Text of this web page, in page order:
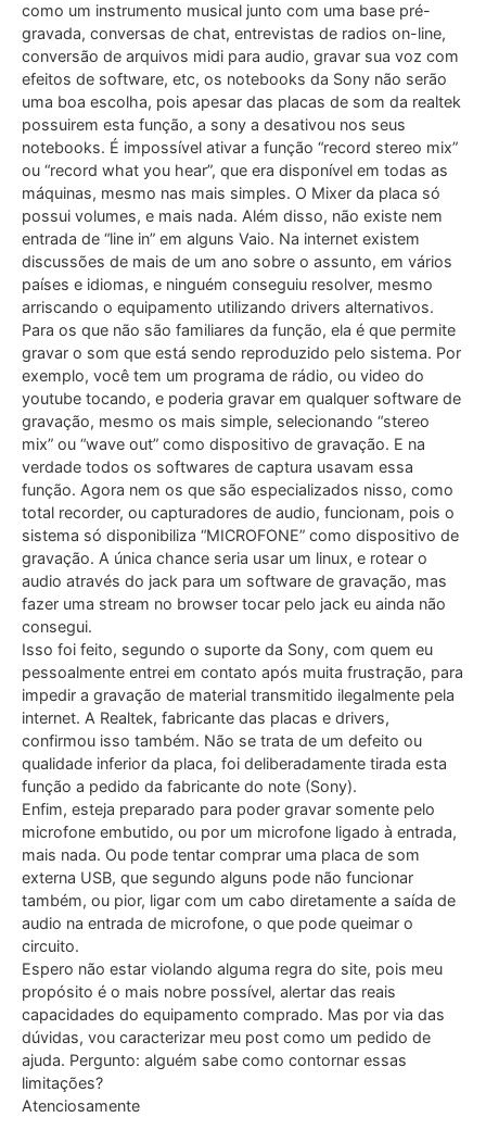
como um instrumento musical junto com uma base pré-
gravada, conversas de chat, entrevistas de radios on-line,
conversão de arquivos midi para audio, gravar sua voz com
efeitos de software, etc, os notebooks da Sony não serão
uma boa escolha, pois apesar das placas de som da realtek
possuirem esta função, a sony a desativou nos seus
notebooks. É impossível ativar a função “record stereo mix”
ou “record what you hear”, que era disponível em todas as
máquinas, mesmo nas mais simples. O Mixer da placa só
possui volumes, e mais nada. Além disso, não existe nem
entrada de “line in” em alguns Vaio. Na internet existem
discussões de mais de um ano sobre o assunto, em vários
países e idiomas, e ninguém conseguiu resolver, mesmo
arriscando o equipamento utilizando drivers alternativos.
Para os que não são familiares da função, ela é que permite
gravar o som que está sendo reproduzido pelo sistema. Por
exemplo, você tem um programa de rádio, ou video do
youtube tocando, e poderia gravar em qualquer software de
gravação, mesmo os mais simple, selecionando “stereo
mix” ou “wave out” como dispositivo de gravação. E na
verdade todos os softwares de captura usavam essa
função. Agora nem os que são especializados nisso, como
total recorder, ou capturadores de audio, funcionam, pois o
sistema só disponibiliza “MICROFONE” como dispositivo de
gravação. A única chance seria usar um linux, e rotear o
audio através do jack para um software de gravação, mas
fazer uma stream no browser tocar pelo jack eu ainda não
consegui.
Isso foi feito, segundo o suporte da Sony, com quem eu
pessoalmente entrei em contato após muita frustração, para
impedir a gravação de material transmitido ilegalmente pela
internet. A Realtek, fabricante das placas e drivers,
confirmou isso também. Não se trata de um defeito ou
qualidade inferior da placa, foi deliberadamente tirada esta
função a pedido da fabricante do note (Sony).
Enfim, esteja preparado para poder gravar somente pelo
microfone embutido, ou por um microfone ligado à entrada,
mais nada. Ou pode tentar comprar uma placa de som
externa USB, que segundo alguns pode não funcionar
também, ou pior, ligar com um cabo diretamente a saída de
audio na entrada de microfone, o que pode queimar o
circuito.
Espero não estar violando alguma regra do site, pois meu
propósito é o mais nobre possível, alertar das reais
capacidades do equipamento comprado. Mas por via das
dúvidas, vou caracterizar meu post como um pedido de
ajuda. Pergunto: alguém sabe como contornar essas
limitações?
Atenciosamente